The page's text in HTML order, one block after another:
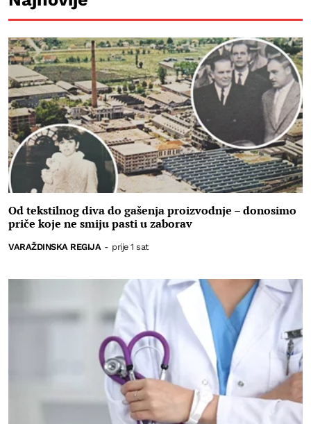
Od tekstilnog diva do gašenja proizvodnje – donosimo
priče koje ne smiju pasti u zaborav
VARAŽDINSKA REGIJA - prije 1 sat